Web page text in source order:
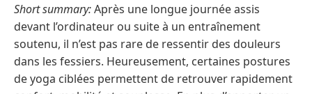
Short summary:Après une longue journée assis
devant l’ordinateur ou suite à un entraînement
soutenu, il n’est pas rare de ressentir des douleurs
dans les fessiers. Heureusement, certaines postures
de yoga ciblées permettent de retrouver rapidement